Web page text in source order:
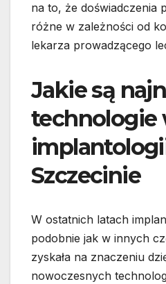
na to, że doświadczenia
różne w zależności od
lekarza prowadzącego
Jakie są
technologie
Szczecinie
W ostatnich latach
podobnie jak w innych
zyskała na znaczeniu
nowoczesnych